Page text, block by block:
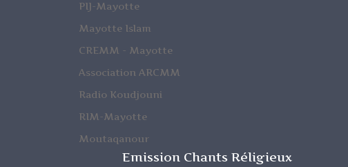
PIJ-Mayotte
Mayotte Islam
CREMM - Mayotte
Association ARCMM
Radio Koudjouni
RIM-Mayotte
Moutaqanour
Emission Chants Réligieux